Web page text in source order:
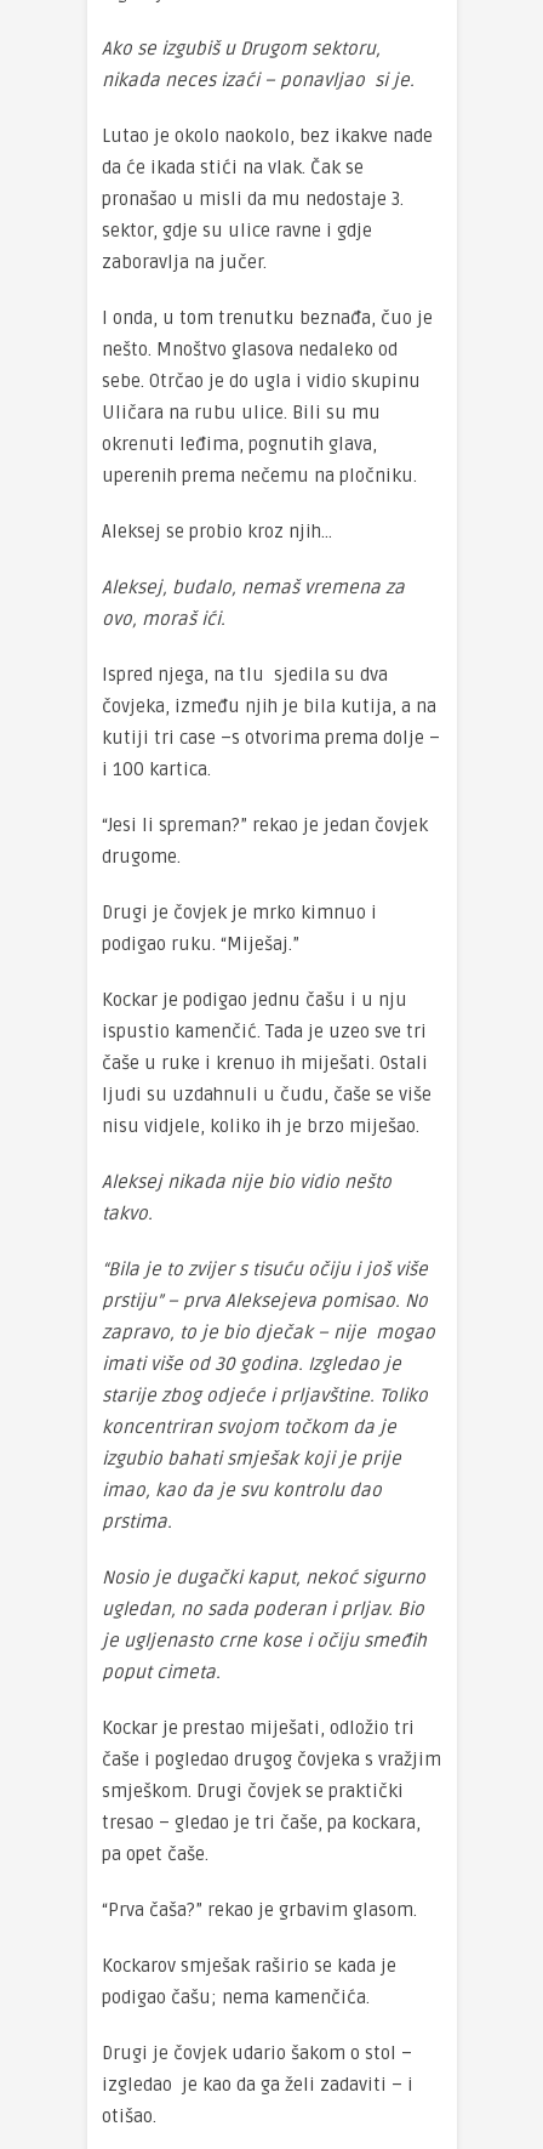
Ako se izgubiš u Drugom sektoru,
nikada neces izaći – ponavljao si je.
Lutao je okolo naokolo, bez ikakve nade
da će ikada stići na vlak. Čak se
pronašao u misli da mu nedostaje 3.
sektor, gdje su ulice ravne i gdje
zaboravlja na jučer.
I onda, u tom trenutku beznađa, čuo je
nešto. Mnoštvo glasova nedaleko od
sebe. Otrčao je do ugla i vidio skupinu
Uličara na rubu ulice. Bili su mu
okrenuti leđima, pognutih glava,
uperenih prema nečemu na pločniku.
Aleksej se probio kroz njih…
Aleksej, budalo, nemaš vremena za
ovo, moraš ići.
Ispred njega, na tlu sjedila su dva
čovjeka, između njih je bila kutija, a na
kutiji tri case –s otvorima prema dolje –
i 100 kartica.
“Jesi li spreman?” rekao je jedan čovjek
drugome.
Drugi je čovjek je mrko kimnuo i
podigao ruku. “Miješaj.”
Kockar je podigao jednu čašu i u nju
ispustio kamenčić. Tada je uzeo sve tri
čaše u ruke i krenuo ih miješati. Ostali
ljudi su uzdahnuli u čudu, čaše se više
nisu vidjele, koliko ih je brzo miješao.
Aleksej nikada nije bio vidio nešto
takvo.
“Bila je to zvijer s tisuću očiju i još više
prstiju” – prva Aleksejeva pomisao. No
zapravo, to je bio dječak – nije mogao
imati više od 30 godina. Izgledao je
starije zbog odjeće i prljavštine. Toliko
koncentriran svojom točkom da je
izgubio bahati smješak koji je prije
imao, kao da je svu kontrolu dao
prstima.
Nosio je dugački kaput, nekoć sigurno
ugledan, no sada poderan i prljav. Bio
je ugljenasto crne kose i očiju smeđih
poput cimeta.
Kockar je prestao miješati, odložio tri
čaše i pogledao drugog čovjeka s vražjim
smješkom. Drugi čovjek se praktički
tresao – gledao je tri čaše, pa kockara,
pa opet čaše.
“Prva čaša?” rekao je grbavim glasom.
Kockarov smješak raširio se kada je
podigao čašu; nema kamenčića.
Drugi je čovjek udario šakom o stol –
izgledao je kao da ga želi zadaviti – i
otišao.